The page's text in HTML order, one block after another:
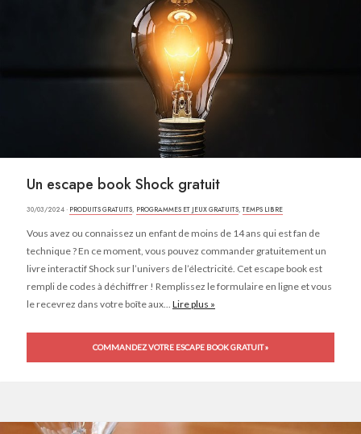
Un escape book Shock gratuit
30/03/2024 · PRODUITS GRATUITS, PROGRAMMES ET JEUX GRATUITS,TEMPS LIBRE
Vous avez ou connaissez un enfant de moins de 14 ans qui est fan de
technique ? En ce moment, vous pouvez commander gratuitement un
livre interactif Shock sur l’univers de l’électricité. Cet escape book est
rempli de codes à déchiffrer ! Remplissez le formulaire en ligne et vous
le recevrez dans votre boîte aux... Lire plus »
COMMANDEZ VOTRE ESCAPE BOOK GRATUIT »